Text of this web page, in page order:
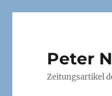
Peter
Zeitungsartikel